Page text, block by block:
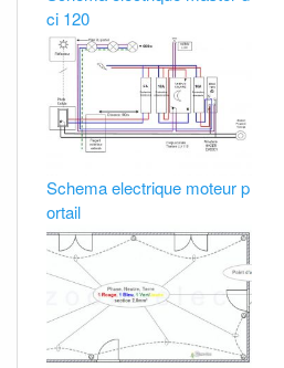
ci 120
Schema electrique moteur p
ortail